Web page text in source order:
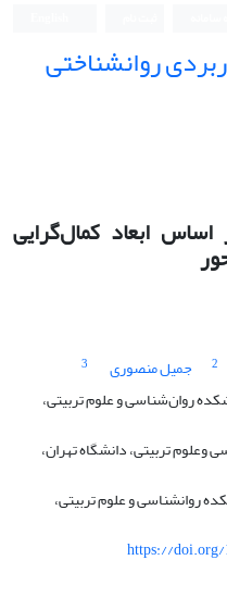
روانشناختی
ابعاد کمال‌گرایی
2 جمیل منصوری
3
روان‌شناسی و علوم تربیتی،
وعلوم تربیتی، دانشگاه تهران،
روانشناسی و علوم تربیتی،
https://doi.org/